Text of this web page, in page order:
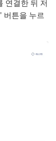
연결한 뒤 저
버튼을 누르